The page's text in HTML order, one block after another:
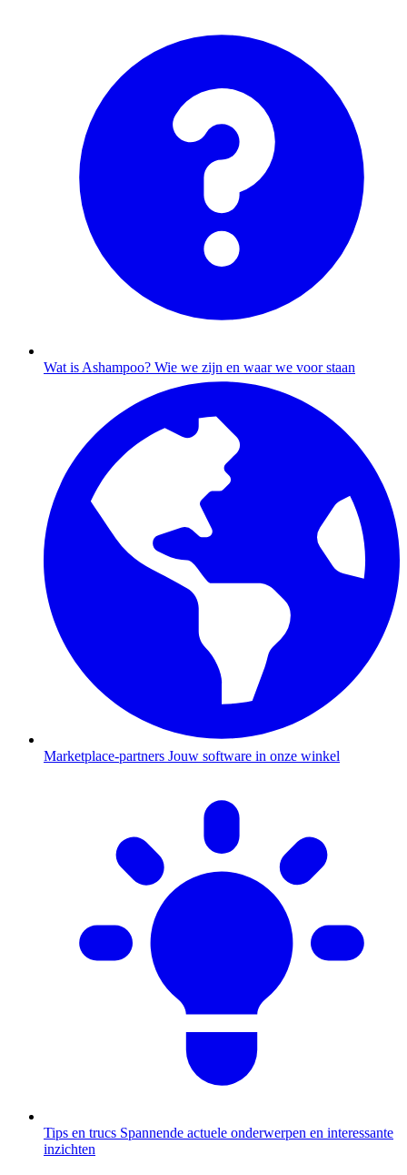
Wat is Ashampoo? Wie we zijn en waar we voor staan
Marketplace-partners Jouw software in onze winkel
Tips en trucs Spannende actuele onderwerpen en interessante
inzichten